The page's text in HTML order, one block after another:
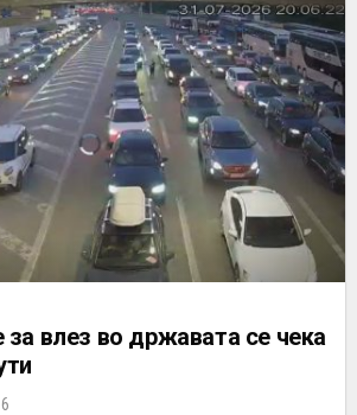
влез во државата се чека